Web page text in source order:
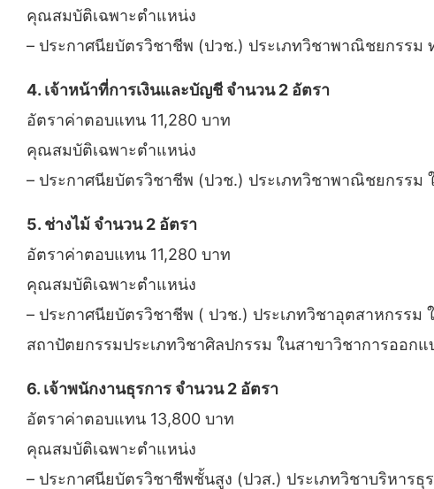
คุณสมบัติเฉพาะตำแหน่ง
– ประกาศนียบัตรวิชาชีพ (ปวช.) ประเภทวิชาพาณิชยกรรม
4. เจ้าหน้าที่การเงินและบัญชี จำนวน 2 อัตรา
อัตราค่าตอบแทน 11,280 บาท
คุณสมบัติเฉพาะตำแหน่ง
– ประกาศนียบัตรวิชาชีพ (ปวช.) ประเภทวิชาพาณิชยกรรม
5. ช่างไม้ จำนวน 2 อัตรา
อัตราค่าตอบแทน 11,280 บาท
คุณสมบัติเฉพาะตำแหน่ง
– ประกาศนียบัตรวิชาชีพ ( ปวช.) ประเภทวิชาอุตสาหกรรม
สถาปัตยกรรมประเภทวิชาศิลปกรรม ในสาขาวิชาการออกแ
6. เจ้าพนักงานธุรการ จำนวน 2 อัตรา
อัตราค่าตอบแทน 13,800 บาท
คุณสมบัติเฉพาะตำแหน่ง
– ประกาศนียบัตรวิชาชีพชั้นสูง (ปวส.) ประเภทวิชาบริหาร